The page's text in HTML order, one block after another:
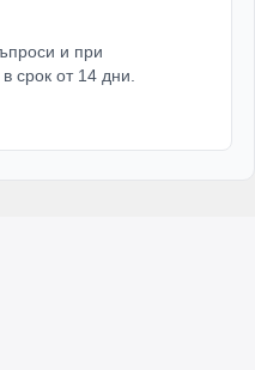
и при
срок от 14 дни.